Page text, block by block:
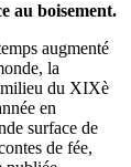
au boisement.
augmenté
la
milieu du XIXè
en
surface de
de fée,